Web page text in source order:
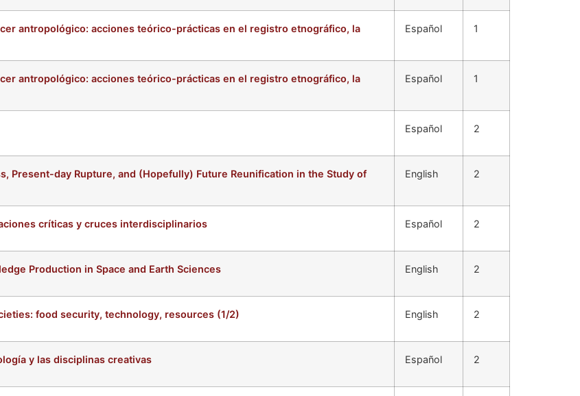
antropológico: acciones teórico-prácticas en el registro etnográfico, la
Español 1
antropológico: acciones teórico-prácticas en el registro etnográfico, la
Español 1
Español 2
Present-day Rupture, and (Hopefully) Future Reunification in the Study of
English 2
críticas y cruces interdisciplinarios Español 2
Production in Space and Earth Sciences English 2
food security, technology, resources (1/2) English 2
y las disciplinas creativas Español 2